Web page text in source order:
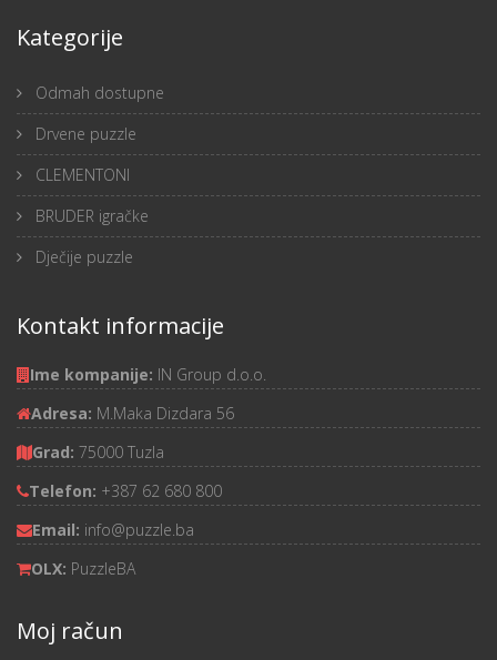
Kategorije
Odmah dostupne
Drvene puzzle
CLEMENTONI
BRUDER igračke
Dječije puzzle
Kontakt informacije
Ime kompanije: IN Group d.o.o.
Adresa: M.Maka Dizdara 56
Grad: 75000 Tuzla
Telefon: +387 62 680 800
Email: info@puzzle.ba
OLX: PuzzleBA
Moj račun